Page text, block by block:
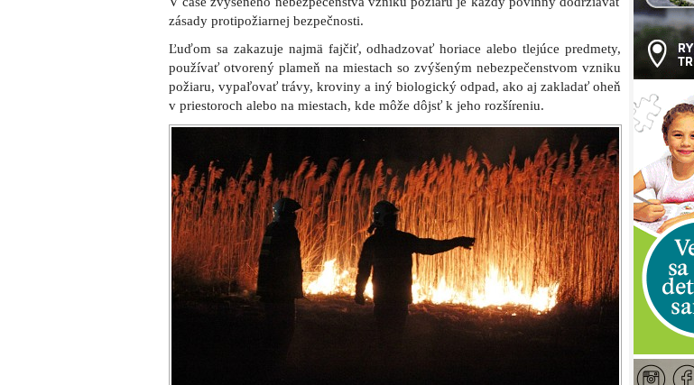
Ilustračné foto
Vlastníci, správcovia alebo užívatelia lesných pozemkov v súvislosti s
ochranou lesa pred požiarom sú podľa zákona o ochrane pred požiarmi povinní
v čase zvýšeného nebezpečenstva vzniku požiaru zabezpečovať v lesoch
hliadkovaciu činnosť, zabezpečiť umiestnenie potrebného množstva
protipožiarneho náradia na určenom mieste v závislosti od plochy lesných
porastov, udržiavať existujúce prejazdové cesty, zvážnice a zdroje vody v stave,
ktorý umožňuje bezproblémový príjazd hasičských jednotiek a ich využitie na
účinný zásah.
Musia tiež odstrániť drevo a ďalší horľavý odapd z blízkosti objektov, vytvoriť
rozčleňovacie pásy pásov na zabránenie šírenia požiaru a vybaviť prenosnými